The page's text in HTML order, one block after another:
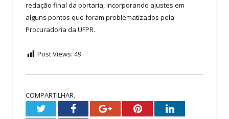
redação final da portaria, incorporando ajustes em
alguns pontos que foram problematizados pela
Procuradoria da UFPR.
Post Views: 49
COMPARTILHAR.
TwitterFacebookGoogle+PinterestLinkedIn